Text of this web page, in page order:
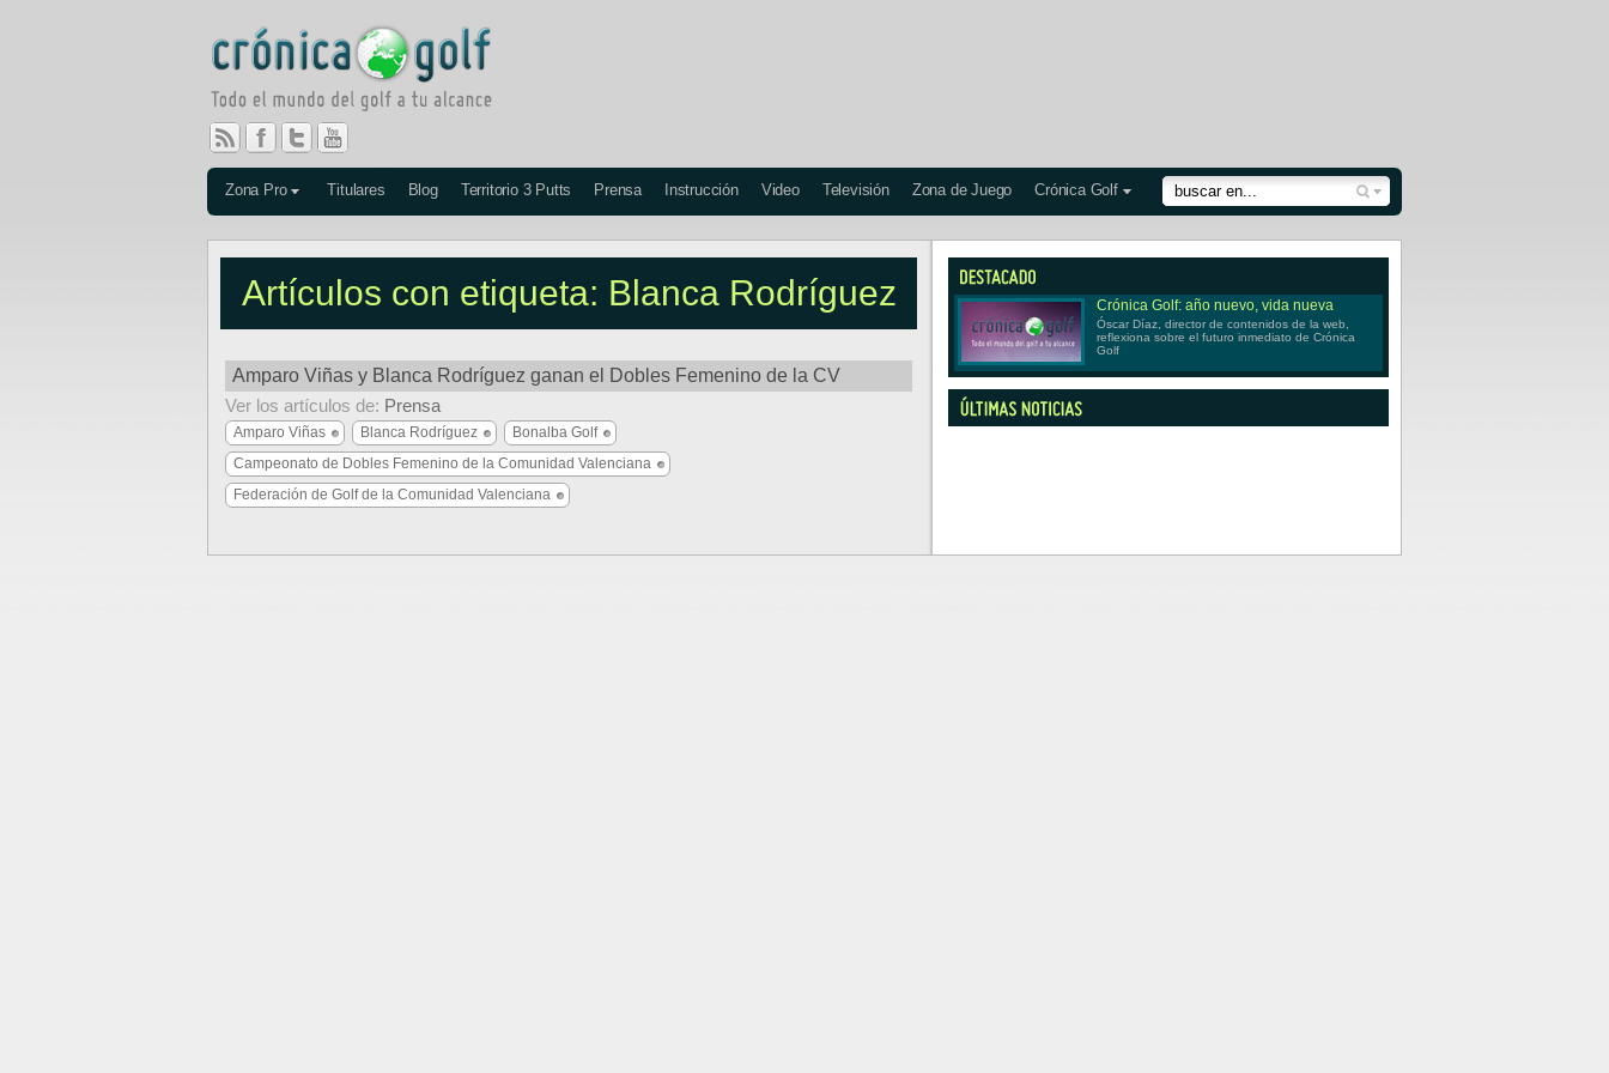
Zona Pro Titulares Blog Territorio 3 Putts Prensa Instrucción Video Televisión Zona de Juego Crónica Golf
Artículos con etiqueta: Blanca Rodríguez
Amparo Viñas y Blanca Rodríguez ganan el Dobles Femenino de la CV
Ver los artículos de: Prensa
Amparo Viñas Blanca Rodríguez
Bonalba Golf
Campeonato de Dobles Femenino de la Comunidad Valenciana
Federación de Golf de la Comunidad Valenciana
Crónica Golf: año nuevo, vida nueva
Óscar Díaz, director de contenidos de la web,
reflexiona sobre el futuro inmediato de Crónica
Golf